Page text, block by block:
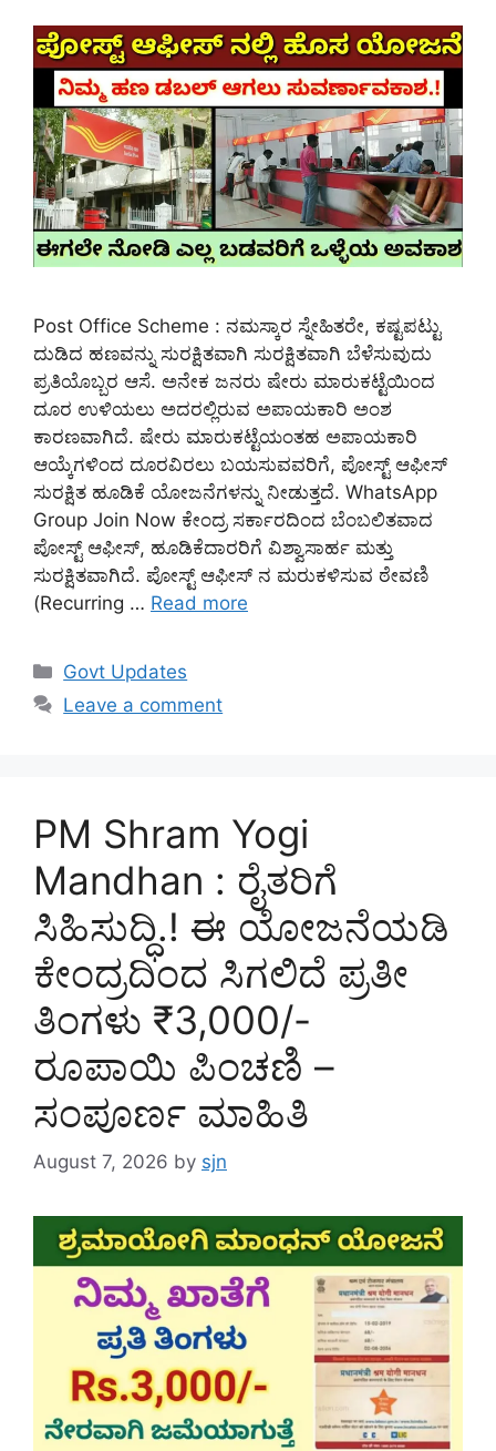
Post Office Scheme : ನಮಸ್ಕಾರ ಸ್ನೇಹಿತರೇ, ಕಷ್ಟಪಟ್ಟು
ದುಡಿದ ಹಣವನ್ನು ಸುರಕ್ಷಿತವಾಗಿ ಸುರಕ್ಷಿತವಾಗಿ ಬೆಳೆಸುವುದು
ಪ್ರತಿಯೊಬ್ಬರ ಆಸೆ. ಅನೇಕ ಜನರು ಷೇರು ಮಾರುಕಟ್ಟೆಯಿಂದ
ದೂರ ಉಳಿಯಲು ಅದರಲ್ಲಿರುವ ಅಪಾಯಕಾರಿ ಅಂಶ
ಕಾರಣವಾಗಿದೆ. ಷೇರು ಮಾರುಕಟ್ಟೆಯಂತಹ ಅಪಾಯಕಾರಿ
ಆಯ್ಕೆಗಳಿಂದ ದೂರವಿರಲು ಬಯಸುವವರಿಗೆ, ಪೋಸ್ಟ್ ಆಫೀಸ್
ಸುರಕ್ಷಿತ ಹೂಡಿಕೆ ಯೋಜನೆಗಳನ್ನು ನೀಡುತ್ತದೆ. WhatsApp
Group Join Now ಕೇಂದ್ರ ಸರ್ಕಾರದಿಂದ ಬೆಂಬಲಿತವಾದ
ಪೋಸ್ಟ್ ಆಫೀಸ್, ಹೂಡಿಕೆದಾರರಿಗೆ ವಿಶ್ವಾಸಾರ್ಹ ಮತ್ತು
ಸುರಕ್ಷಿತವಾಗಿದೆ. ಪೋಸ್ಟ್ ಆಫೀಸ್ ನ ಮರುಕಳಿಸುವ ಠೇವಣಿ
(Recurring … Read more
Categories
Govt Updates
Leave a comment
PM Shram Yogi
Mandhan : ರೈತರಿಗೆ
ಸಿಹಿಸುದ್ಧಿ.! ಈ ಯೋಜನೆಯಡಿ
ಕೇಂದ್ರದಿಂದ ಸಿಗಲಿದೆ ಪ್ರತೀ
ತಿಂಗಳು ₹3,000/-
ರೂಪಾಯಿ ಪಿಂಚಣಿ –
ಸಂಪೂರ್ಣ ಮಾಹಿತಿ
August 7, 2026 by sjn